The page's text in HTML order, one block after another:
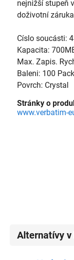
nejnižší stupeň
doživotní
Císlo soucásti:
Kapacita:
Max. Zapis.
Baleni: 100
Povrch: Crystal
Stránky o
www.verbatim-
Alternatívy v